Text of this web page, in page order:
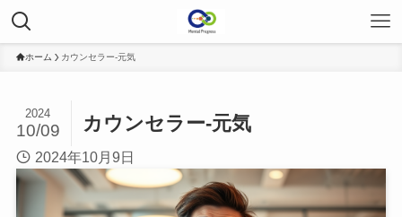
ホーム カウンセラー-元気
カウンセラー-元気
2024
10/09
2024年10月9日